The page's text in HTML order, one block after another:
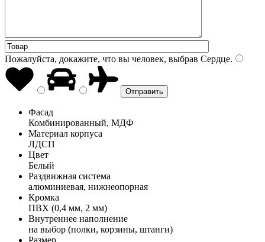
Пожалуйста, докажите, что вы человек, выбрав Сердце.
Фасад
Комбинированный, МДФ
Материал корпуса
ЛДСП
Цвет
Белый
Раздвижная система
алюминиевая, нижнеопорная
Кромка
ПВХ (0,4 мм, 2 мм)
Внутреннее наполнение
на выбор (полки, корзины, штанги)
Размер